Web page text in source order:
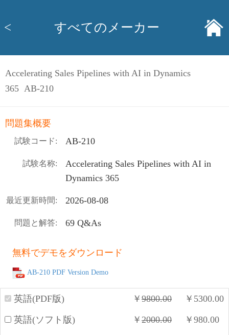
< すべてのメーカー
Accelerating Sales Pipelines with AI in Dynamics
365 AB-210
問題集概要
試験コード: AB-210
試験名称:
Accelerating Sales Pipelines with AI in
Dynamics 365
最近更新時間: 2026-08-08
問題と解答: 69 Q&As
無料でデモをダウンロード
AB-210 PDF Version Demo
英語(PDF版) ￥ 9800.00 ￥ 5300.00
英語(ソフト版) ￥ 2000.00 ￥ 980.00